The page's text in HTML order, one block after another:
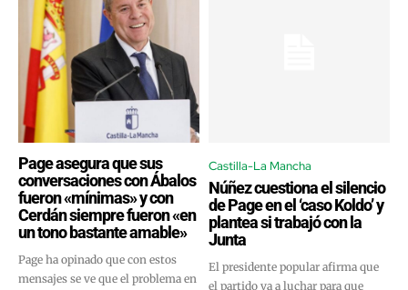
Page asegura que sus
conversaciones con Ábalos
fueron «mínimas» y con
Cerdán siempre fueron «en
un tono bastante amable»
Page ha opinado que con estos
mensajes se ve que el problema en
Castilla-La Mancha
Núñez cuestiona el silencio
de Page en el ‘caso Koldo’ y
plantea si trabajó con la
Junta
El presidente popular afirma que
el partido va a luchar para que